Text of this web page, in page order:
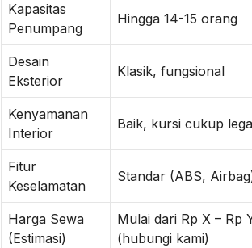
Kapasitas
Penumpang
Hingga 14-15 orang
Desain
Eksterior
Klasik, fungsional
Kenyamanan
Interior
Baik, kursi cukup lega
Fitur
Keselamatan
Standar (ABS,
Harga Sewa
(Estimasi)
Mulai dari Rp X – Rp
(hubungi kami)